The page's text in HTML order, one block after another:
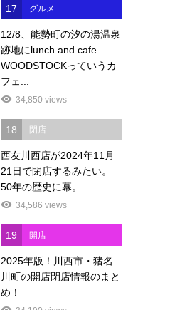
17 グルメ
12/8、能勢町の汐の湯温泉
跡地にlunch and cafe
WOODSTOCKっていうカ
フェ...
34,850 views
18 閉店
西友川西店が2024年11月
21日で閉店するみたい。
50年の歴史に幕。
34,586 views
19 開店
2025年版！川西市・猪名
川町の開店閉店情報のまと
め！